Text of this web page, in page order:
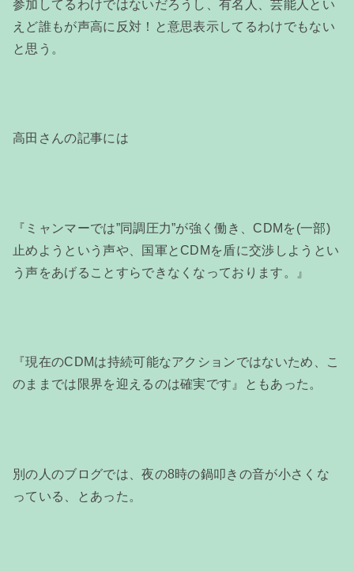
参加してるわけではないだろうし、有名人、芸能人とい
えど誰もが声高に反対！と意思表示してるわけでもない
と思う。
高田さんの記事には
『ミャンマーでは”同調圧力”が強く働き、CDMを(一部)
止めようという声や、国軍とCDMを盾に交渉しようとい
う声をあげることすらできなくなっております。』
『現在のCDMは持続可能なアクションではないため、こ
のままでは限界を迎えるのは確実です』ともあった。
別の人のブログでは、夜の8時の鍋叩きの音が小さくな
っている、とあった。